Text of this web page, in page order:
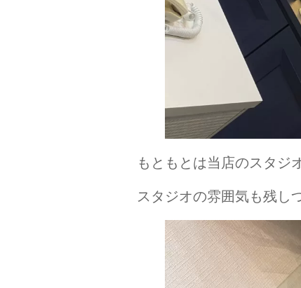
もともとは当店のスタジ
スタジオの雰囲気も残し